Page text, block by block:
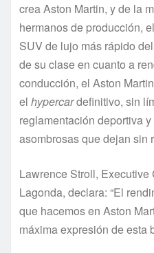
crea Aston Martin, y de la
hermanos de producción,
SUV de lujo más rápido
de su clase en cuanto a
conducción, el Aston
el hypercardefinitivo, sin
reglamentación deportiva
asombrosas que dejan sin
Lawrence Stroll,
Lagonda, declara: “El
que hacemos en Aston
máxima expresión de esta